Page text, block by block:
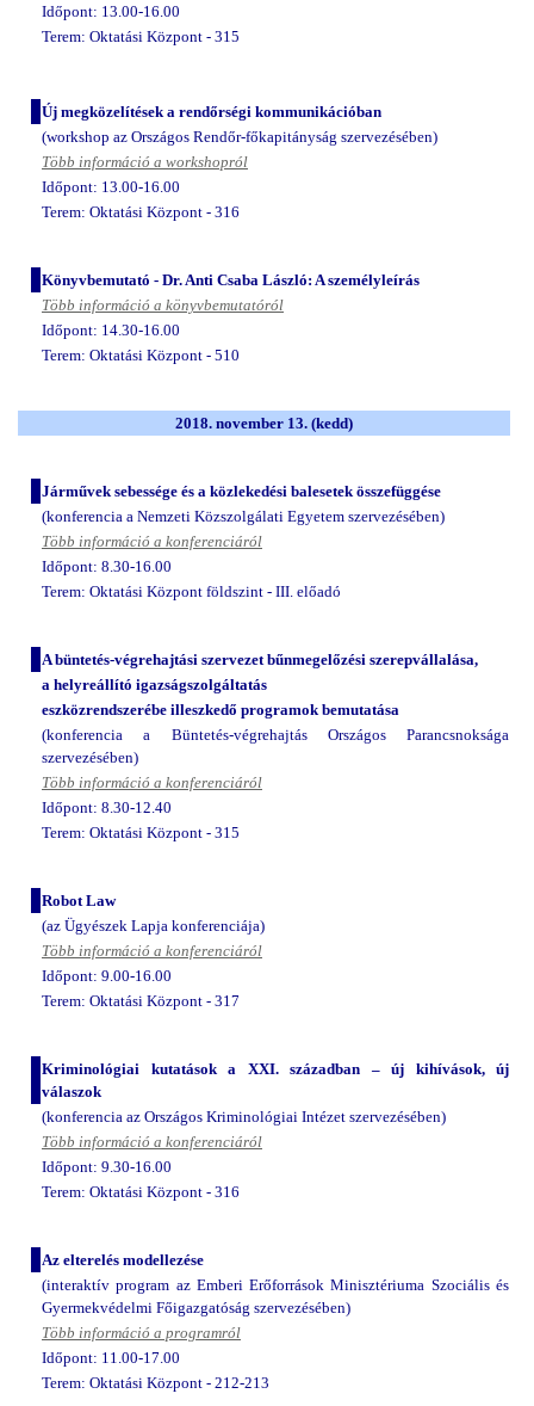
Időpont: 13.00-16.00
Terem: Oktatási Központ - 315
Új megközelítések a rendőrségi kommunikációban
(workshop az Országos Rendőr-főkapitányság szervezésében)
Több információ a workshopról
Időpont: 13.00-16.00
Terem: Oktatási Központ - 316
Könyvbemutató - Dr. Anti Csaba László: A személyleírás
Több információ a könyvbemutatóról
Időpont: 14.30-16.00
Terem: Oktatási Központ - 510
2018. november 13. (kedd)
Járművek sebessége és a közlekedési balesetek összefüggése
(konferencia a Nemzeti Közszolgálati Egyetem szervezésében)
Több információ a konferenciáról
Időpont: 8.30-16.00
Terem: Oktatási Központ földszint - III. előadó
A büntetés-végrehajtási szervezet bűnmegelőzési szerepvállalása,
a helyreállító igazságszolgáltatás
eszközrendszerébe illeszkedő programok bemutatása
(konferencia a Büntetés-végrehajtás Országos Parancsnoksága
szervezésében)
Több információ a konferenciáról
Időpont: 8.30-12.40
Terem: Oktatási Központ - 315
Robot Law
(az Ügyészek Lapja konferenciája)
Több információ a konferenciáról
Időpont: 9.00-16.00
Terem: Oktatási Központ - 317
Kriminológiai kutatások a XXI. században – új kihívások, új
válaszok
(konferencia az Országos Kriminológiai Intézet szervezésében)
Több információ a konferenciáról
Időpont: 9.30-16.00
Terem: Oktatási Központ - 316
Az elterelés modellezése
(interaktív program az Emberi Erőforrások Minisztériuma Szociális és
Gyermekvédelmi Főigazgatóság szervezésében)
Több információ a programról
Időpont: 11.00-17.00
Terem: Oktatási Központ - 212-213